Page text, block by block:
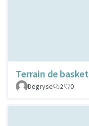
Terrain de basket
Degryse
2 0